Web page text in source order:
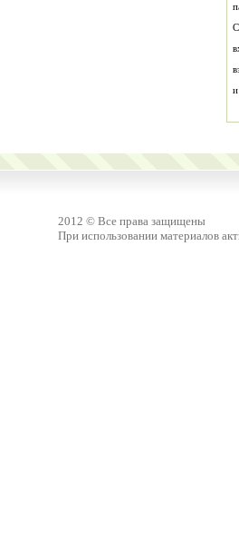
2012 © Все права защищены
При использовании материалов